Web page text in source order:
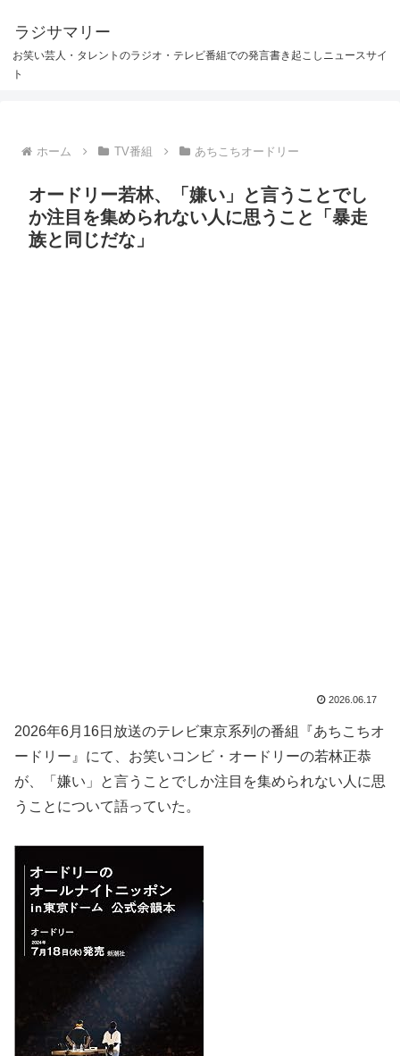
ラジサマリー
お笑い芸人・タレントのラジオ・テレビ番組での発言書き起こしニュースサイ
ト
ホーム TV番組 あちこちオードリー
オードリー若林、「嫌い」と言うことでし
か注目を集められない人に思うこと「暴走
族と同じだな」
2026.06.17
2026年6月16日放送のテレビ東京系列の番組『あちこちオ
ードリー』にて、お笑いコンビ・オードリーの若林正恭
が、「嫌い」と言うことでしか注目を集められない人に思
うことについて語っていた。